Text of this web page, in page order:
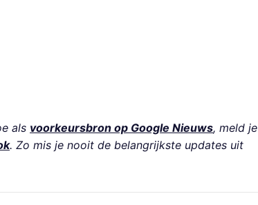
als voorkeursbron op Google Nieuws, meld je
. Zo mis je nooit de belangrijkste updates uit